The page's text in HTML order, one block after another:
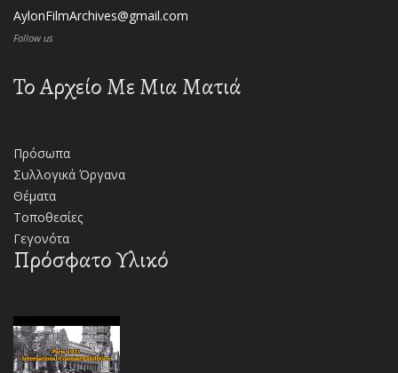
AylonFilmArchives@gmail.com
Follow us
Το Αρχείο Με Μια Ματιά
Πρόσωπα
Συλλογικά Όργανα
Θέματα
Τοποθεσίες
Γεγονότα
Πρόσφατο Υλικό